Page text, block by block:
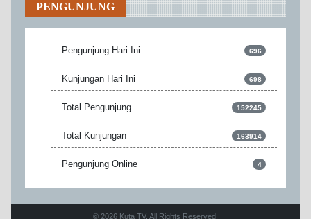
PENGUNJUNG
Pengunjung Hari Ini 696
Kunjungan Hari Ini 698
Total Pengunjung 152245
Total Kunjungan 163914
Pengunjung Online 4
© 2026 Kuta TV. All Rights Reserved.